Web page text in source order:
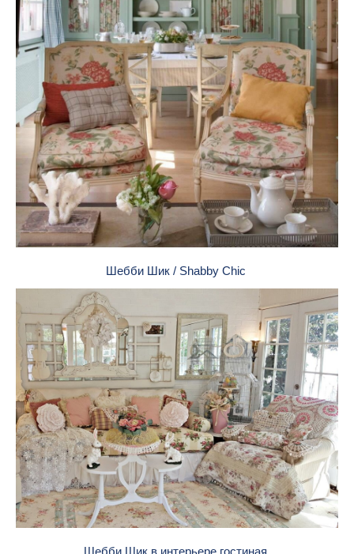
Шебби Шик / Shabby Chic